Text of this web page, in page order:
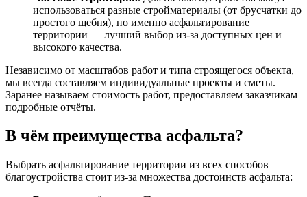
использоваться разные стройматериалы (от брусчатки до
простого щебня), но именно асфальтирование
территории — лучший выбор из-за доступных цен и
высокого качества.
Независимо от масштабов работ и типа строящегося объекта,
мы всегда составляем индивидуальные проекты и сметы.
Заранее называем стоимость работ, предоставляем заказчикам
подробные отчёты.
В чём преимущества асфальта?
Выбрать асфальтирование территории из всех способов
благоустройства стоит из-за множества достоинств асфальта: